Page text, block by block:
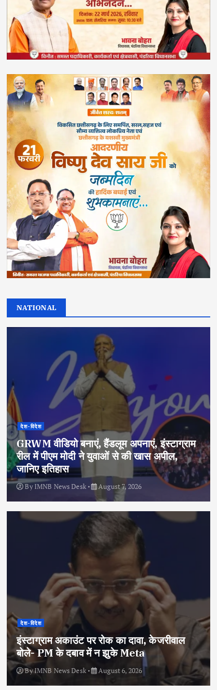
NATIONAL
देश-विदेश
GRWM वीडियो बनाएं, हैंडलूम अपनाएं, इंस्टाग्राम
रील में पीएम मोदी ने युवाओं से की खास अपील,
जानिए इतिहास
By IMNB News Desk August 7, 2026
देश-विदेश
इंस्टाग्राम अकाउंट पर रोक का दावा, केजरीवाल
बोले- PM के दबाव में न झुके Meta
ByIMNB News Desk August 6, 2026